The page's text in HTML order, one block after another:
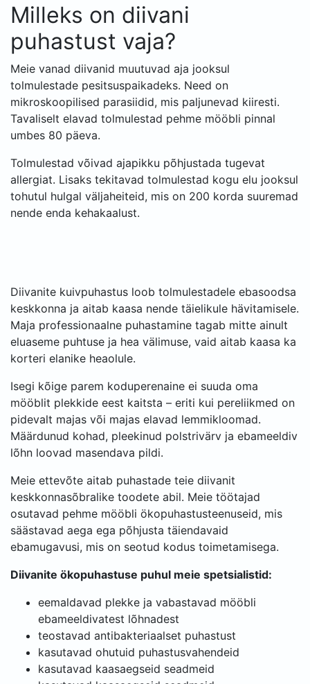
Milleks on diivani
puhastust vaja?
Meie vanad diivanid muutuvad aja jooksul
tolmulestade pesitsuspaikadeks. Need on
mikroskoopilised parasiidid, mis paljunevad kiiresti.
Tavaliselt elavad tolmulestad pehme mööbli pinnal
umbes 80 päeva.
Tolmulestad võivad ajapikku põhjustada tugevat
allergiat. Lisaks tekitavad tolmulestad kogu elu jooksul
tohutul hulgal väljaheiteid, mis on 200 korda suuremad
nende enda kehakaalust.
Diivanite kuivpuhastus loob tolmulestadele ebasoodsa
keskkonna ja aitab kaasa nende täielikule hävitamisele.
Maja professionaalne puhastamine tagab mitte ainult
eluaseme puhtuse ja hea välimuse, vaid aitab kaasa ka
korteri elanike heaolule.
Isegi kõige parem koduperenaine ei suuda oma
mööblit plekkide eest kaitsta – eriti kui pereliikmed on
pidevalt majas või majas elavad lemmikloomad.
Määrdunud kohad, pleekinud polstrivärv ja ebameeldiv
lõhn loovad masendava pildi.
Meie ettevõte aitab puhastade teie diivanit
keskkonnasõbralike toodete abil. Meie töötajad
osutavad pehme mööbli ökopuhastusteenuseid, mis
säästavad aega ega põhjusta täiendavaid
ebamugavusi, mis on seotud kodus toimetamisega.
Diivanite ökopuhastuse puhul meie spetsialistid:
eemaldavad plekke ja vabastavad mööbli
ebameeldivatest lõhnadest
teostavad antibakteriaalset puhastust
kasutavad ohutuid puhastusvahendeid
kasutavad kaasaegseid seadmeid